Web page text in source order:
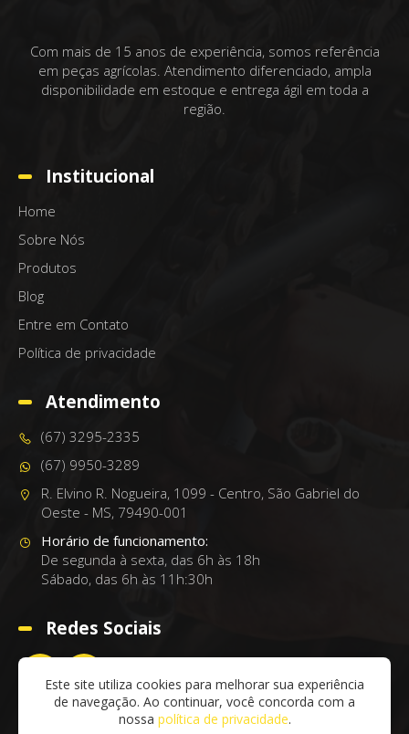
Com mais de 15 anos de experiência, somos referência
em peças agrícolas. Atendimento diferenciado, ampla
disponibilidade em estoque e entrega ágil em toda a
região.
Institucional
Home
Sobre Nós
Produtos
Blog
Entre em Contato
Política de privacidade
Atendimento
(67) 3295-2335
(67) 9950-3289
R. Elvino R. Nogueira, 1099 - Centro, São Gabriel do
Oeste - MS, 79490-001
Horário de funcionamento:
De segunda à sexta, das 6h às 18h
Sábado, das 6h às 11h:30h
Redes Sociais
Este site utiliza cookies para melhorar sua experiência
de navegação. Ao continuar, você concorda com a
nossa política de privacidade.